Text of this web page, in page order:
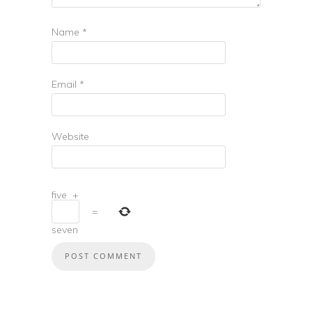
Name *
Email *
Website
five +
=
seven